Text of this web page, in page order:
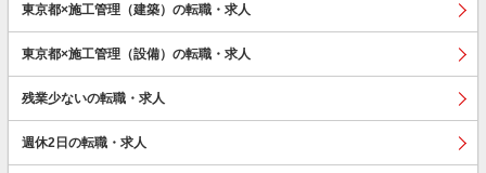
東京都×施工管理（建築）の転職・求人
東京都×施工管理（設備）の転職・求人
残業少ないの転職・求人
週休2日の転職・求人